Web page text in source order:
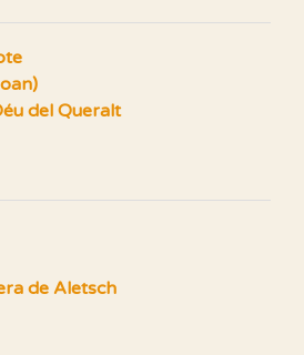
del Queralt
de Aletsch